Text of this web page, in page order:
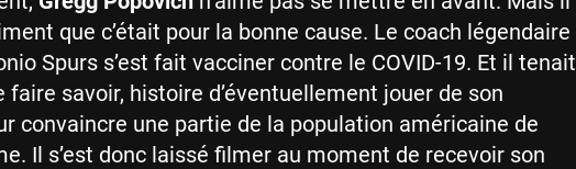
que c’était pour la bonne cause. Le coach légendaire
Spurs s’est fait vacciner contre le COVID-19. Et il tenait
faire savoir, histoire d’éventuellement jouer de son
convaincre une partie de la population américaine de
Il s’est donc laissé filmer au moment de recevoir son